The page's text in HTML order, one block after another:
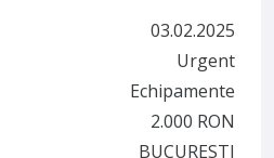
03.02.2025
Urgent
Echipamente
2.000 RON
BUCURESTI